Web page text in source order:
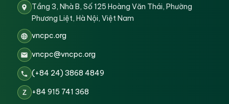
Tầng 3, Nhà B, Số 125 Hoàng Văn Thái, Phường
Phương Liệt, Hà Nội, Việt Nam
vncpc.org
vncpc@vncpc.org
(+84 24) 3868 4849
Z +84 915 741 368